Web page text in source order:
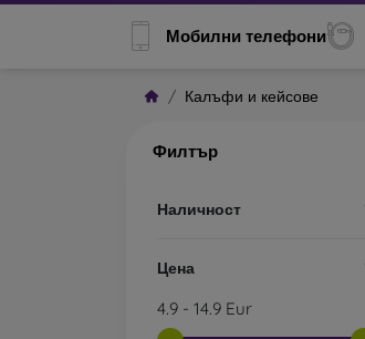
Мобилни телефони
Калъфи и кейсове
Филтър
Наличност
Цена
4.9 - 14.9 Eur